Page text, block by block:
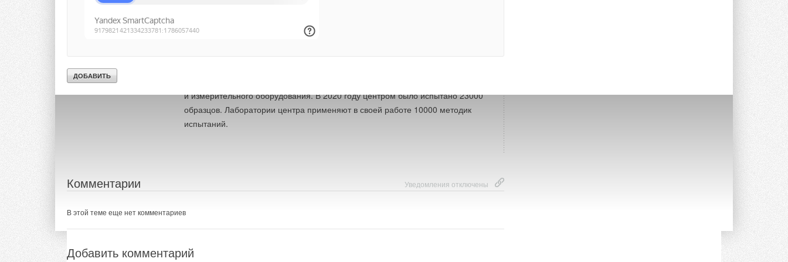
Справка:
и измерительного оборудования. В 2020 году центром было испытано 23000
образцов. Лаборатории центра применяют в своей работе 10000 методик
испытаний.
Уведомления отключены
Комментарии
В этой теме еще нет комментариев
Добавить комментарий